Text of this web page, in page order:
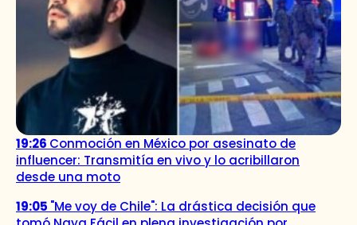
19:26 Conmoción en México por asesinato de
influencer: Transmitía en vivo y lo acribillaron
desde una moto
19:05 "Me voy de Chile": La drástica decisión que